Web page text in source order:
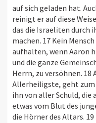
auf sich geladen hat.
reinigt er auf diese
das die Israeliten durch
machen. 17 Kein
aufhalten, wenn Aaron
und die ganze
Herrn, zu versöhnen. 18
Allerheiligste, geht
ihn von aller Schuld,
etwas vom Blut des
die Hörner des Altars.